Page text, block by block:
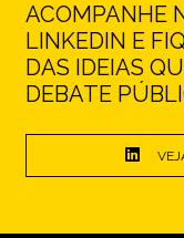
ACOMPANHE
LINKEDIN E
DAS IDEIAS
DEBATE